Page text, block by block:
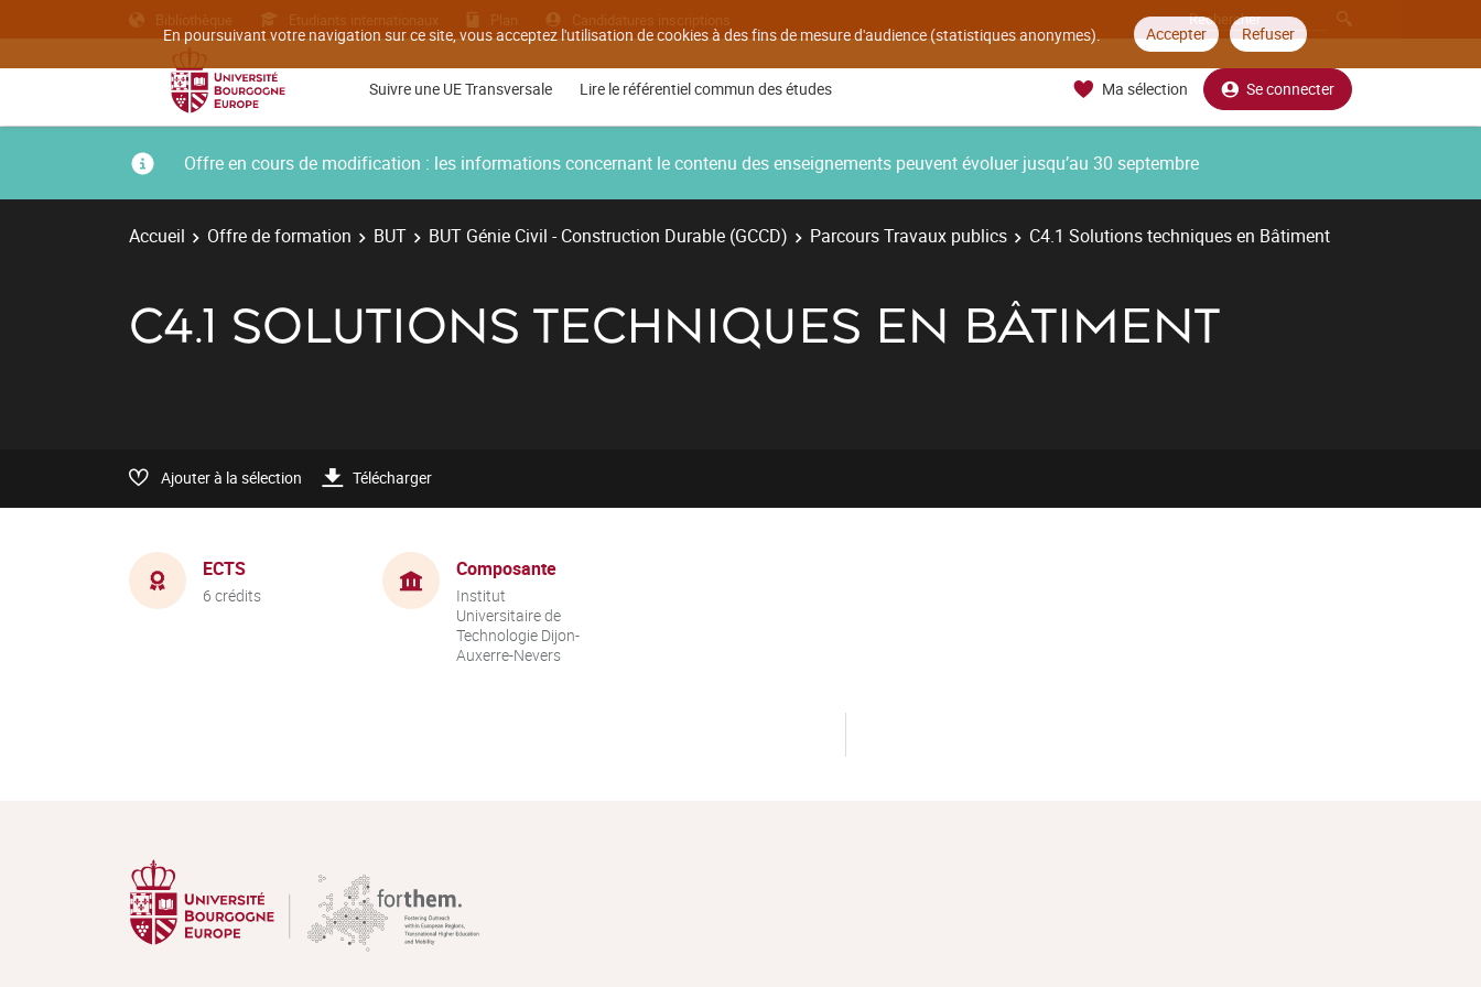
En poursuivant votre navigation sur ce site, vous acceptez l'utilisation de cookies à des fins de mesure d'audience (statistiques anonymes). Accepter Refuser
Bibliothèque Etudiants internationaux Plan Candidatures inscriptions
Suivre une UE Transversale Lire le référentiel commun des études Ma sélection Se connecter
Offre en cours de modification : les informations concernant le contenu des enseignements peuvent évoluer jusqu’au 30 septembre
Accueil Offre de formation BUT BUT Génie Civil - Construction Durable (GCCD) Parcours Travaux publics C4.1 Solutions techniques en Bâtiment
C4.1 SOLUTIONS TECHNIQUES EN BÂTIMENT
Ajouter à la sélection Télécharger
ECTS
6 crédits
Composante
Institut
Universitaire de
Technologie Dijon-
Auxerre-Nevers